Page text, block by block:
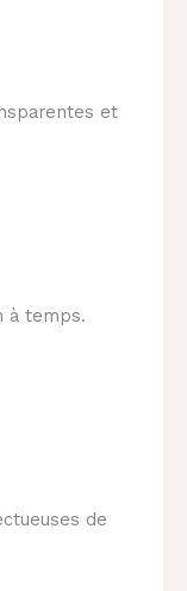
et
à temps.
de